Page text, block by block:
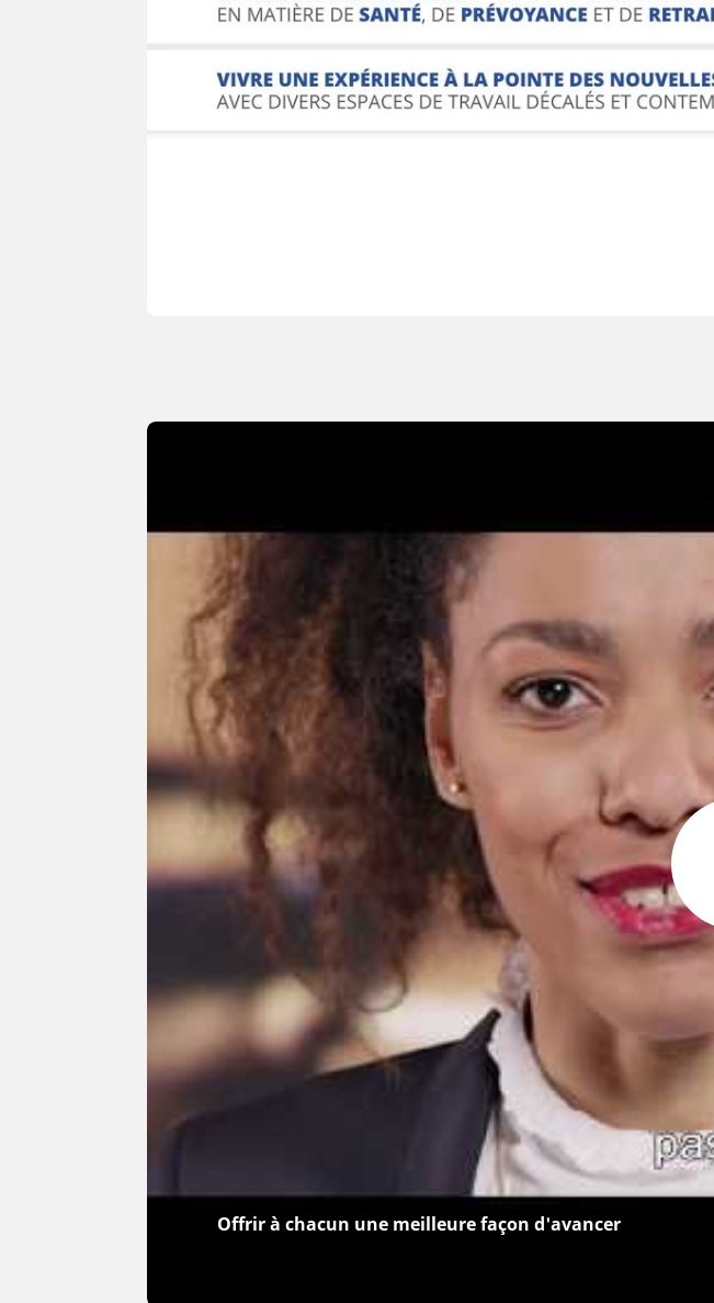
Offrir à chacun une meilleure façon d'avancer